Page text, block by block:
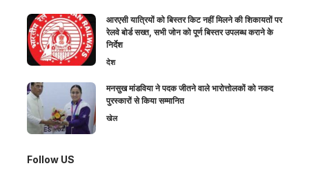
आरएसी यात्रियों को बिस्तर किट नहीं मिलने की शिकायतों पर
रेलवे बोर्ड सख्त, सभी जोन को पूर्ण बिस्तर उपलब्ध कराने के
निर्देश
देश
मनसुख मांडविया ने पदक जीतने वाले भारोत्तोलकों को नकद
पुरस्कारों से किया सम्मानित
खेल
Follow US